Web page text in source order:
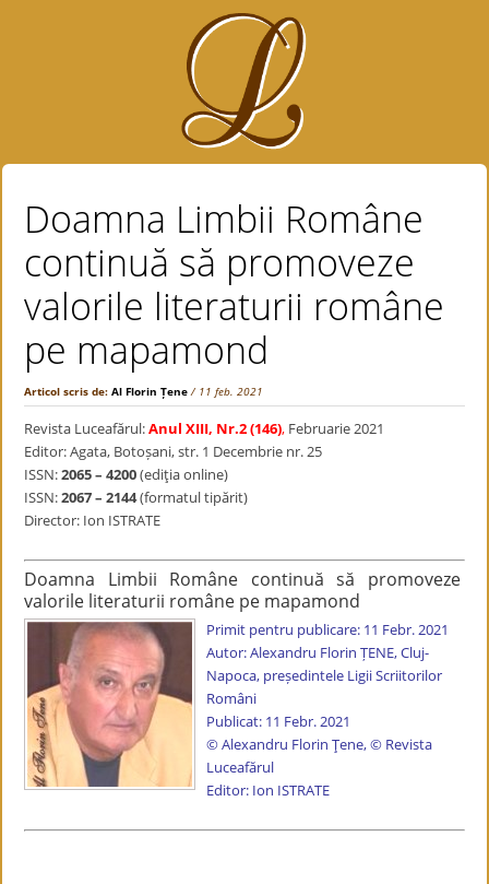
Doamna Limbii Române
continuă să promoveze
valorile literaturii române
pe mapamond
Articol scris de:Al Florin Țene / 11 feb. 2021
Revista Luceafărul:Anul XIII, Nr.2 (146), Februarie 2021
Editor: Agata, Botoșani, str. 1 Decembrie nr. 25
ISSN:2065 – 4200(ediţia online)
ISSN:2067 – 2144(formatul tipărit)
Director: Ion ISTRATE
Doamna Limbii Române continuă să promoveze
valorile literaturii române pe mapamond
Primit pentru publicare: 11 Febr. 2021
Autor: Alexandru Florin ȚENE, Cluj-
Napoca, președintele Ligii Scriitorilor
Români
Publicat: 11 Febr. 2021
© Alexandru Florin Țene, © Revista
Luceafărul
Editor: Ion ISTRATE